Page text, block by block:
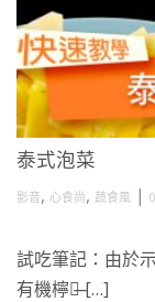
泰式泡菜
影音, 心食尚, 蔬食風 |
試吃筆記：由於
有機檸檬̶ […]